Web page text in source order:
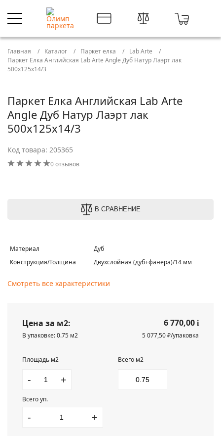
Главная Каталог Паркет елка
Lab Arte
Паркет Елка Английская Lab Arte Angle Дуб Натур Лаэрт лак
500х125х14/3
Паркет Елка Английская Lab Arte
Angle Дуб Натур Лаэрт лак
500х125х14/3
Код товара: 205365
0 отзывов
В СРАВНЕНИЕ
Материал
Дуб
Конструкция/Толщина
Двухслойная (дуб+фанера)/14 мм
Смотреть все характеристики
Цена за м2: 6 770,00 i
В упаковке: 0.75 м2
5 077,50 ₽/упаковка
Площадь м2
- +
Всего м2
Всего уп.
- +